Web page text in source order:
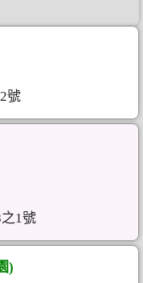
號
1號
)